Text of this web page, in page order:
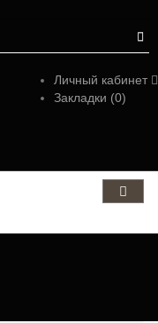
Личный кабинет
Закладки (0)